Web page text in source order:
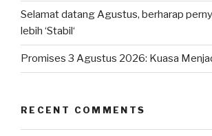
Selamat datang Agustus, berharap
lebih ‘Stabil‘
Promises 3 Agustus 2026: Kuasa
RECENT COMMENTS